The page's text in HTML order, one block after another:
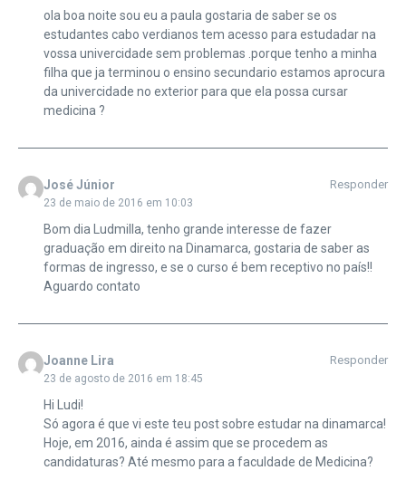
ola boa noite sou eu a paula gostaria de saber se os
estudantes cabo verdianos tem acesso para estudadar na
vossa univercidade sem problemas .porque tenho a minha
filha que ja terminou o ensino secundario estamos aprocura
da univercidade no exterior para que ela possa cursar
medicina ?
José Júnior
23 de maio de 2016 em 10:03
Responder
Bom dia Ludmilla, tenho grande interesse de fazer
graduação em direito na Dinamarca, gostaria de saber as
formas de ingresso, e se o curso é bem receptivo no país!!
Aguardo contato
Joanne Lira
23 de agosto de 2016 em 18:45
Responder
Hi Ludi!
Só agora é que vi este teu post sobre estudar na dinamarca!
Hoje, em 2016, ainda é assim que se procedem as
candidaturas? Até mesmo para a faculdade de Medicina?